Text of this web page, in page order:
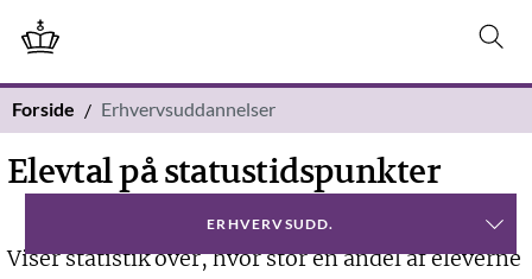
Forside Erhvervsuddannelser
Elevtal på statustidspunkter
ERHVERVSUDD.
Viser statistik over, hvor stor en andel af eleverne